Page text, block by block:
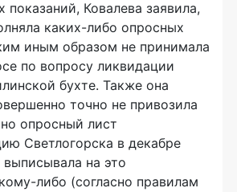
показаний, Ковалева заявила,
каких-либо опросных
иным образом не принимала
по вопросу ликвидации
бухте. Также она
точно не привозила
опросный лист
Светлогорска в декабре
на это
либо (согласно правилам